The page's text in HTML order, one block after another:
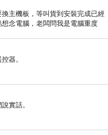
主機板，等叫貨到安裝完成已經
念電腦，老闆問我是電腦重度
器。
實話。